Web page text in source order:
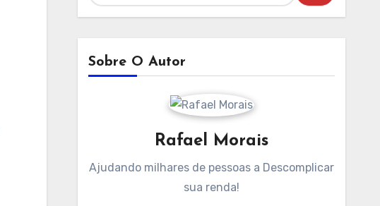
Sobre O Autor
Rafael Morais
Ajudando milhares de pessoas a Descomplicar
sua renda!